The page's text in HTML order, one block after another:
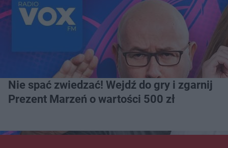
Nie spać zwiedzać! Wejdź do gry i zgarnij
Prezent Marzeń o wartości 500 zł